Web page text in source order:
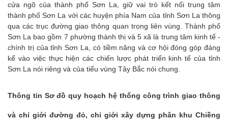
cửa ngõ của thành phố Sơn La, giữ vai trò kết nối trung tâm
thành phố Sơn La với các huyện phía Nam của tỉnh Sơn La thông
qua các trục đường giao thông quan trọng liên vùng. Thành phố
Sơn La bao gồm 7 phường thành thị và 5 xã là trung tâm kinh tế -
chính trị của tỉnh Sơn La, có tiềm năng và cơ hội đóng góp đáng
kể vào việc thực hiện các chiến lược phát triển kinh tế của tỉnh
Sơn La nói riêng và của tiểu vùng Tây Bắc nói chung.
Thông tin Sơ đồ quy hoạch hệ thống công trình giao thông
và chỉ giới đường đỏ, chỉ giới xây dựng phân khu Chiềng